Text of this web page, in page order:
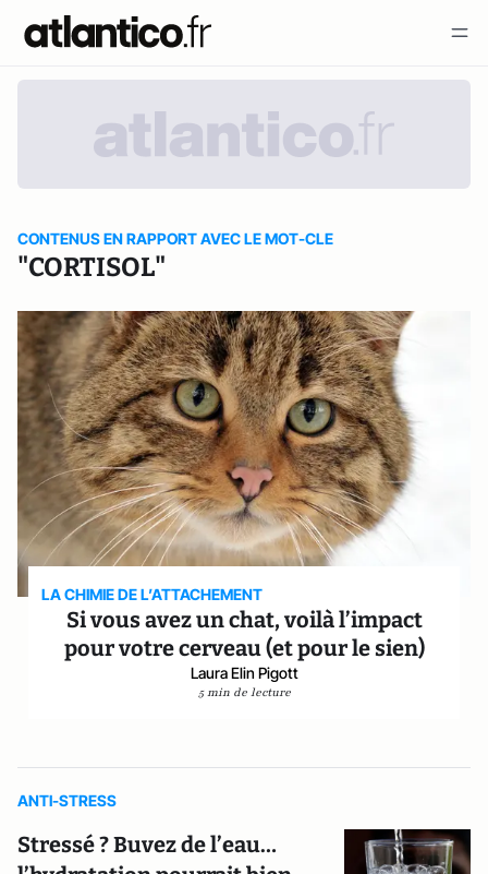
CONTENUS EN RAPPORT AVEC LE MOT-CLE
"CORTISOL"
LA CHIMIE DE L’ATTACHEMENT
Si vous avez un chat, voilà l’impact
pour votre cerveau (et pour le sien)
Laura Elin Pigott
5 min de lecture
ANTI-STRESS
Stressé ? Buvez de l’eau…